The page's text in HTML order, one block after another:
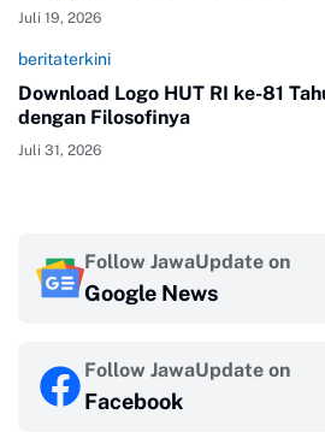
Juli 19, 2026
beritaterkini
Download Logo HUT RI ke-81
dengan Filosofinya
Juli 31, 2026
Follow JawaUpdate on
Google News
Follow JawaUpdate on
Facebook